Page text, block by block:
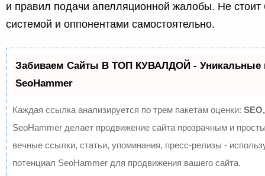
и правил подачи апелляционной жалобы. Не стоит
системой и оппонентами самостоятельно.
Забиваем Сайты В ТОП КУВАЛДОЙ - Уникальные
SeoHammer
Каждая ссылка анализируется по трем пакетам оценки:
SeoHammer делает продвижение сайта прозрачным и
вечные ссылки, статьи, упоминания, пресс-релизы -
потенциал SeoHammer для продвижения вашего сайта.